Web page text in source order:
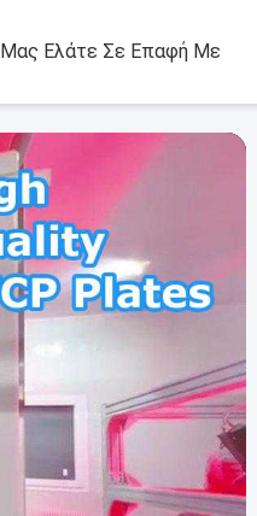
Μας Ελάτε Σε Επαφή Με